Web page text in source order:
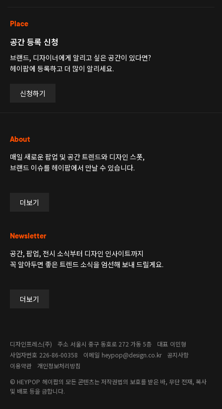
Place
공간 등록 신청
브랜드, 디자이너에게 알리고 싶은 공간이 있다면?
헤이팝에 등록하고 더 많이 알리세요.
신청하기
About
매일 새로운 팝업 및 공간 트렌드와 디자인 스폿,
브랜드 이슈를 헤이팝에서 만날 수 있습니다.
더보기
Newsletter
공간, 팝업, 전시 소식부터 디자인 인사이트까지
꼭 알아두면 좋은 트렌드 소식을 엄선해 보내 드릴게요.
더보기
디자인프레스(주) 주소 서울시 중구 동호로 272 가동 5층 대표 이민형
사업자번호 226-86-00358​ 이메일 heypop@design.co.kr
공지사항
이용약관
개인정보처리방침
© HEYPOP 헤이팝의 모든 콘텐츠는 저작권법의 보호를 받은 바, 무단 전재, 복사
및 배포 등을 금합니다.